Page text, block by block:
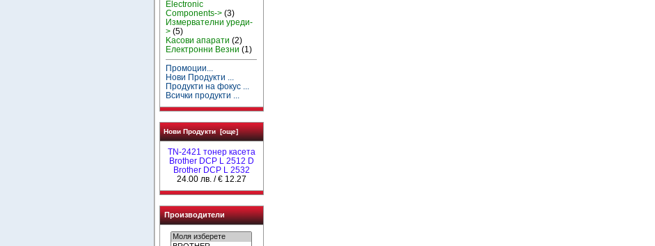
Electronic
Components-> (3)
Измервателни уреди-
> (5)
Kасови апарати (2)
Електронни Везни (1)
Промоции...
Нови Продукти ...
Продукти на фокус ...
Всички продукти ...
Нови Продукти [още]
TN-2421 тонер касета
Brother DCP L 2512 D
Brother DCP L 2532
24.00 лв. / € 12.27
Производители